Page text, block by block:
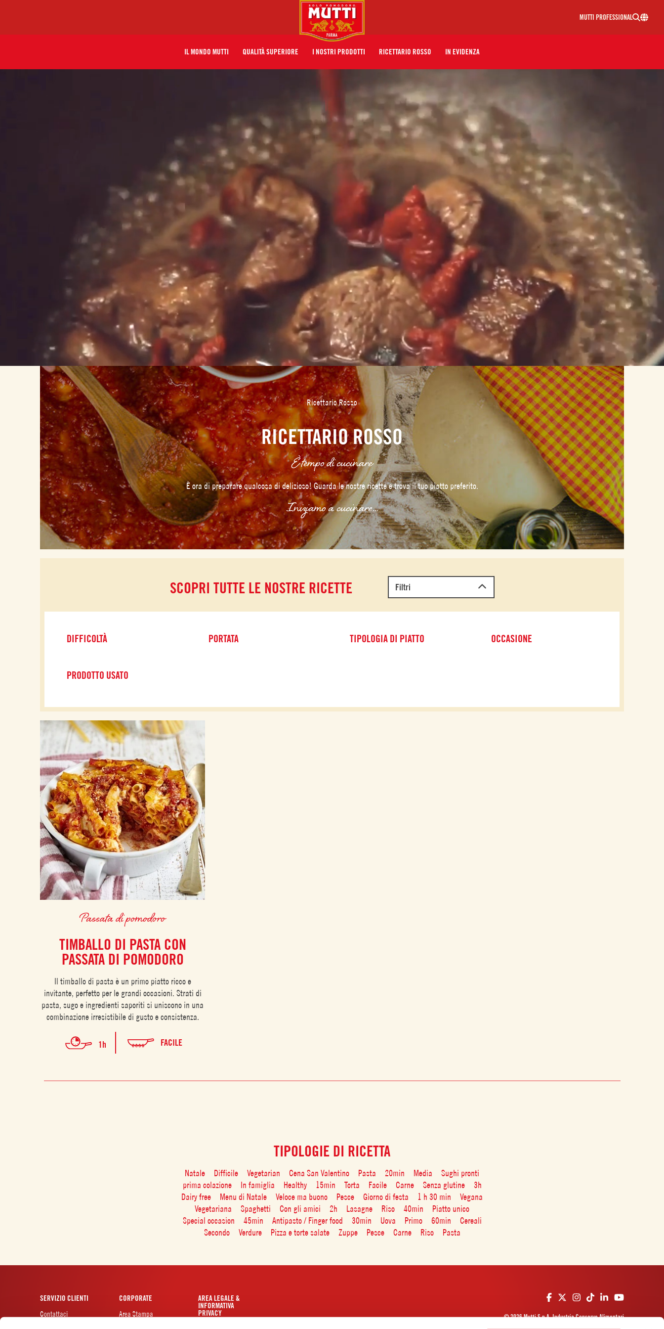
MUTTI PROFESSIONAL
IL MONDO MUTTI QUALITÀ SUPERIORE I NOSTRI PRODOTTI RICETTARIO ROSSO IN EVIDENZA
Ricettario Rosso
RICETTARIO ROSSO
È tempo di cucinare
È ora di preparare qualcosa di delizioso! Guarda le nostre ricette e trova il tuo piatto preferito.
Iniziamo a cucinare…
SCOPRI TUTTE LE NOSTRE RICETTE Filtri
DIFFICOLTÀ PORTATA TIPOLOGIA DI PIATTO OCCASIONE
PRODOTTO USATO
Passata di pomodoro
TIMBALLO DI PASTA CON
PASSATA DI POMODORO
Il timballo di pasta è un primo piatto ricco e
invitante, perfetto per le grandi occasioni. Strati di
pasta, sugo e ingredienti saporiti si uniscono in una
combinazione irresistibile di gusto e consistenza.
1h FACILE
TIPOLOGIE DI RICETTA
Natale Difficile Vegetarian Cena San Valentino Pasta 20min Media
Sughi pronti
prima colazione
In famiglia Healthy 15min Torta Facile Carne Senza glutine
3h
Dairy free
Menu di Natale Veloce ma buono Pesce Giorno di festa 1 h 30 min
Vegana
Vegetariana
Spaghetti Con gli amici 2h Lasagne Riso 40min
Piatto unico
Special occasion
45min Antipasto / Finger food 30min Uova Primo 60min
Cereali
Secondo
Verdure Pizza e torte salate Zuppe Pesce Carne Riso Pasta
SERVIZIO CLIENTI
Contattaci
CORPORATE
Area Stampa
AREA LEGALE &
INFORMATIVA
PRIVACY
© 2026 Mutti S.p.A. Industria Conserve Alimentari